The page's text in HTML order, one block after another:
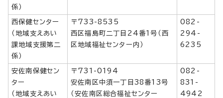
係）
西保健センター
（地域支えあい
課地域支援第二
係）
〒733-8535
西区福島町二丁目24番1号（西
区地域福祉センター内）
082-
294-
6235
安佐南保健セン
ター
（地域支えあい
〒731-0194
安佐南区中須一丁目38番13号
（安佐南区総合福祉センター
082-
831-
4942